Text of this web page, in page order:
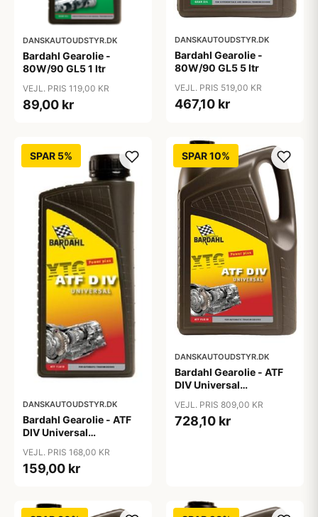
DANSKAUTOUDSTYR.DK
Bardahl Gearolie -
80W/90 GL5 1 ltr
VEJL. PRIS 119,00 KR
89,00 kr
DANSKAUTOUDSTYR.DK
Bardahl Gearolie -
80W/90 GL5 5 ltr
VEJL. PRIS 519,00 KR
467,10 kr
SPAR 5%
DANSKAUTOUDSTYR.DK
Bardahl Gearolie - ATF
DIV Universal
ltr
VEJL. PRIS 168,00 KR
159,00 kr
SPAR 10%
DANSKAUTOUDSTYR.DK
Bardahl Gearolie - ATF
DIV Universal
ltr
VEJL. PRIS 809,00 KR
728,10 kr